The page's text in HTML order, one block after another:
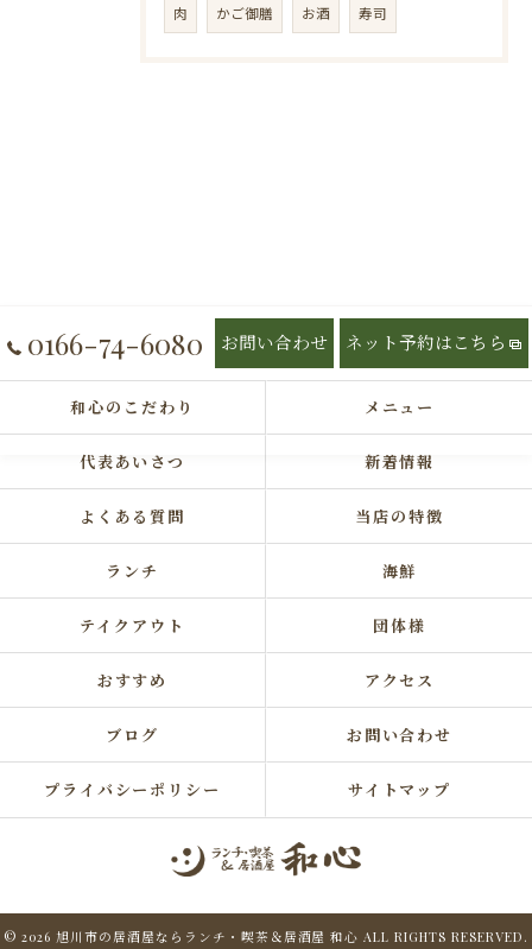
肉 かご御膳 お酒 寿司
0166-74-6080 お問い合わせ ネット予約はこちら
和心のこだわり メニュー
代表あいさつ 新着情報
よくある質問 当店の特徴
ランチ 海鮮
テイクアウト 団体様
おすすめ アクセス
ブログ お問い合わせ
プライバシーポリシー サイトマップ
© 2026 旭川市の居酒屋ならランチ・喫茶＆居酒屋 和心 ALL RIGHTS RESERVED.